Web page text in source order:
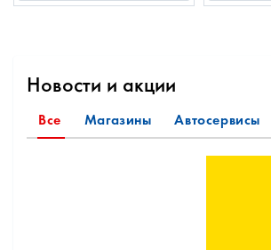
Новости и акции
Все Магазины Автосервисы